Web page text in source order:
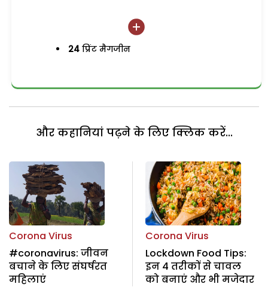
24 प्रिंट मैगजीन
और कहानियां पढ़ने के लिए क्लिक करें...
Corona Virus
#coronavirus: जीवन
बचाने के लिए संघर्षरत
महिलाएं
Corona Virus
Lockdown Food Tips:
इन 4 तरीकों से चावल
को बनाएं और भी मजेदार